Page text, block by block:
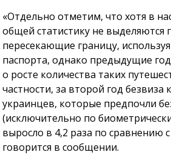
«Отдельно отметим, что хотя в
общей статистику не выделяются
пересекающие границу,
паспорта, однако предыдущие
о росте количества таких
частности, за второй год безвиза
украинцев, которые предпочли
(исключительно по
выросло в 4,2 раза по сравнению
говорится в сообщении.